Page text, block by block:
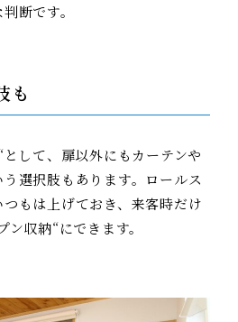
断です。
も
して、扉以外にもカーテンや
選択肢もあります。ロールス
もは上げておき、来客時だけ
収納“にできます。